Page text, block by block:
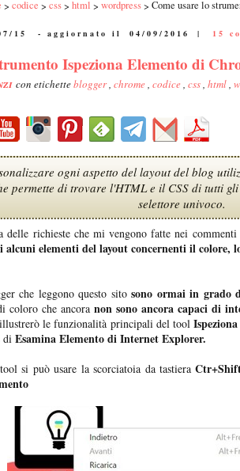
codice css html wordpress Come usare lo
15 - aggiornato il 04/09/2016 | 15
Ispeziona Elemento di
con etichetteblogger, chrome, codice, css, html,
ogni aspetto del layout del blog
permette di trovare l'HTML e il CSS di tutti
selettore univoco.
delle richieste che mi vengono fatte nei
elementi del layout concernenti il colore,
che leggono questo sitosono ormai in grado
coloro che ancora non sono ancora capaci di
le funzionalità principali del tool
di Esamina Elemento di Internet Explorer.
si può usare la scorciatoia da tastiera